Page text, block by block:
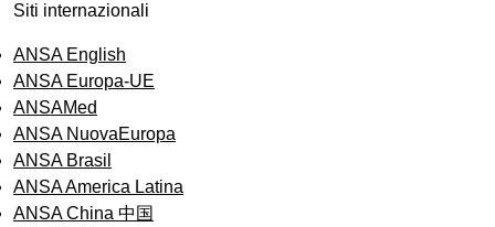
Siti internazionali
ANSA English
ANSA Europa-UE
ANSAMed
ANSA NuovaEuropa
ANSA Brasil
ANSA America Latina
ANSA China 中国